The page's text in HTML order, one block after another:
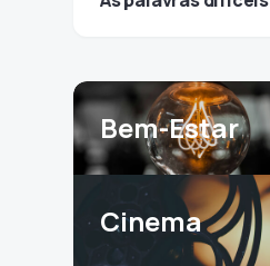
Bem-Estar
Cinema